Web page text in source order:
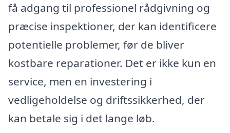
få adgang til professionel rådgivning og
præcise inspektioner, der kan identificere
potentielle problemer, før de bliver
kostbare reparationer. Det er ikke kun en
service, men en investering i
vedligeholdelse og driftssikkerhed, der
kan betale sig i det lange løb.